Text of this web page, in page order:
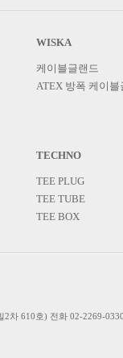
WISKA
케이블글랜드
ATEX 방폭 케이블
TECHNO
TEE PLUG
TEE TUBE
TEE BOX
차 610호) 전화 02-2269-